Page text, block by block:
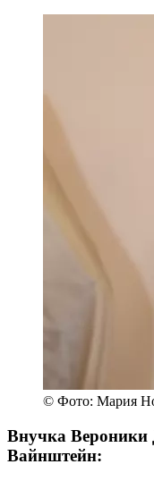
© Фото: Мария
Внучка Вероники
Вайнштейн: